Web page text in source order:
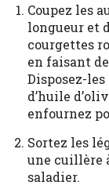
Coupez les
longueur et
courgettes
en faisant
Disposez-
d’huile
enfournez
Sortez les
une cuillère
saladier.